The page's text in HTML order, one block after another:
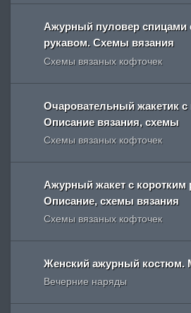
Ажурный пуловер спицами
рукавом. Схемы вязания
Схемы вязаных кофточек
Очаровательный жакетик с
Описание вязания, схемы
Схемы вязаных кофточек
Ажурный жакет с коротким
Описание, схемы вязания
Схемы вязаных кофточек
Женский ажурный костюм.
Вечерние наряды